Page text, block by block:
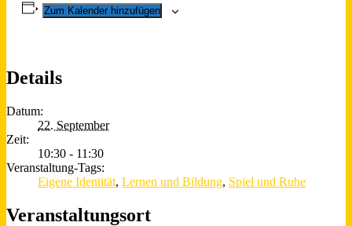
Zum Kalender hinzufügen
Details
Datum:
22. September
Zeit:
10:30 - 11:30
Veranstaltung-Tags:
Eigene Identität, Lernen und Bildung, Spiel und Ruhe
Veranstaltungsort